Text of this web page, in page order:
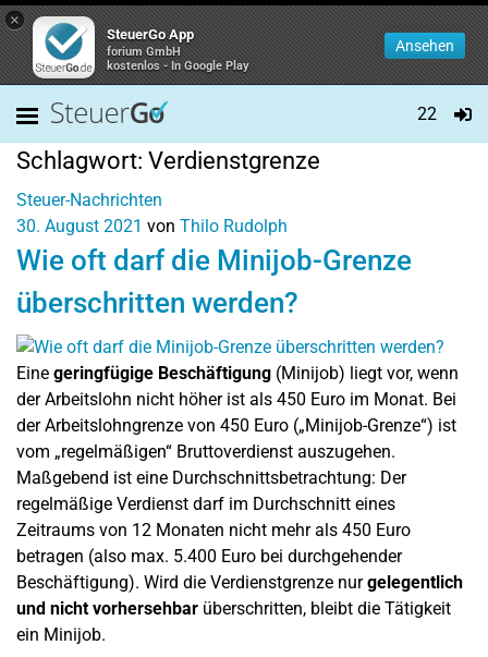
×
SteuerGo App
forium GmbH
kostenlos - In Google Play
Ansehen
22
Schlagwort: Verdienstgrenze
Steuer-Nachrichten
30. August 2021 von Thilo Rudolph
Wie oft darf die Minijob-Grenze
überschritten werden?
Eine geringfügige Beschäftigung (Minijob) liegt vor, wenn
der Arbeitslohn nicht höher ist als 450 Euro im Monat. Bei
der Arbeitslohngrenze von 450 Euro („Minijob-Grenze“) ist
vom „regelmäßigen“ Bruttoverdienst auszugehen.
Maßgebend ist eine Durchschnittsbetrachtung: Der
regelmäßige Verdienst darf im Durchschnitt eines
Zeitraums von 12 Monaten nicht mehr als 450 Euro
betragen (also max. 5.400 Euro bei durchgehender
Beschäftigung). Wird die Verdienstgrenze nurgelegentlich
und nicht vorhersehbar überschritten, bleibt die Tätigkeit
ein Minijob.